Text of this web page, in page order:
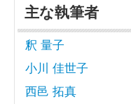
主な執筆者
釈 量子
小川 佳世子
西邑 拓真